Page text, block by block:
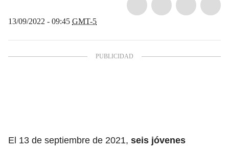
13/09/2022 - 09:45 GMT-5
El 13 de septiembre de 2021, seis jóvenes